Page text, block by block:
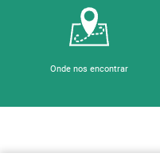
Onde nos encontrar